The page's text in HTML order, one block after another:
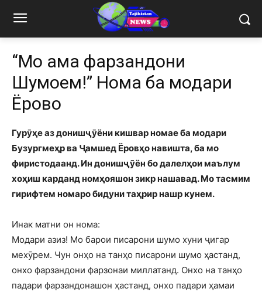
“Мо ҳама фарзандони
Шумоем!” Нома ба модари
Ёровҳо
Гурӯҳе аз донишҷӯёни кишвар номае ба модари
Бузургмеҳр ва Ҷамшед Ёровҳо навишта, ба мо
фиристодаанд. Ин донишҷӯён бо далелҳои маълум
хоҳиш карданд номҳояшон зикр нашавад. Мо тасмим
гирифтем номаро бидуни таҳрир нашр кунем.
Инак матни он нома:
Модари азиз! Мо барои писарони шумо хуни ҷигар
мехӯрем. Чун онҳо на танҳо писарони шумо ҳастанд,
онхо фарзандони фарзонаи миллатанд. Онхо на танҳо
падари фарзандонашон ҳастанд, онхо падари ҳамаи